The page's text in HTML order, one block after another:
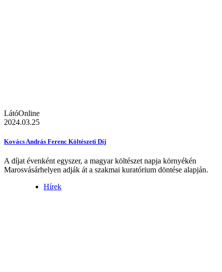
LátóOnline
2024.03.25
Kovács András Ferenc Költészeti Díj
A díjat évenként egyszer, a magyar költészet napja környékén
Marosvásárhelyen adják át a szakmai kuratórium döntése alapján.
Hírek